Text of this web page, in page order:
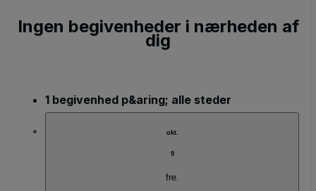
Ingen begivenheder i nærheden af
dig
1 begivenhed p&aring; alle steder
okt.
9
fre.